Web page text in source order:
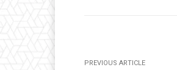
PREVIOUS ARTICLE